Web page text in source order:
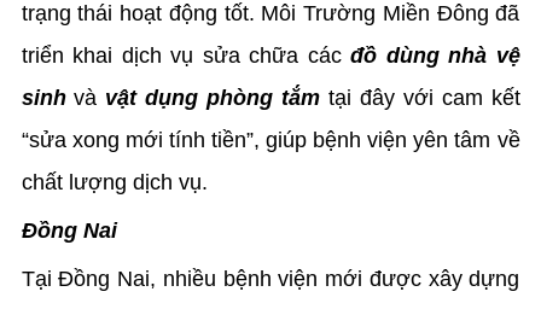
trạng thái hoạt động tốt. Môi Trường Miền Đông đã
triển khai dịch vụ sửa chữa các đồ dùng nhà vệ
sinhvà vật dụng phòng tắm tại đây với cam kết
“sửa xong mới tính tiền”, giúp bệnh viện yên tâm về
chất lượng dịch vụ.
Đồng Nai
Tại Đồng Nai, nhiều bệnh viện mới được xây dựng